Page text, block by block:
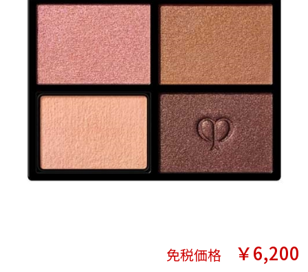
免税価格 ￥6,200